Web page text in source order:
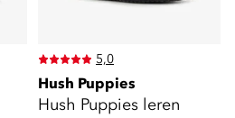
5,0
Hush Puppies
Hush Puppies leren